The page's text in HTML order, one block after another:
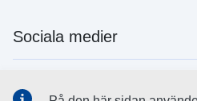
Sociala medier